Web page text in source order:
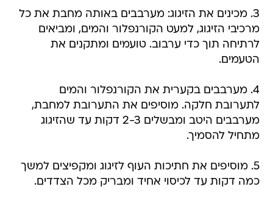
3. מכינים את הזיגוג: מערבבים באותה מחבת את כל
מרכיבי הזיגוג, למעט הקורנפלור והמים, ומביאים
לרתיחה תוך כדי ערבוב. טועמים ומתקנים את
הטעמים.
4. מערבבים בקערית את הקורנפלור והמים
לתערובת חלקה. מוסיפים את התערובת למחבת,
מערבבים היטב ומבשלים 2-3 דקות עד שהזיגוג
מתחיל להסמיך.
5. מוסיפים את חתיכות העוף לזיגוג ומקפיצים למשך
כמה דקות עד לכיסוי אחיד ומבריק מכל הצדדים.